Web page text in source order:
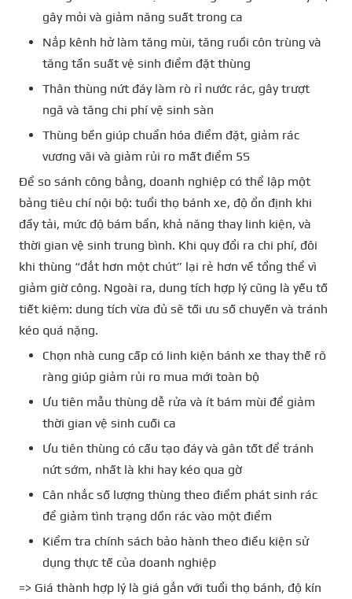
gây mỏi và giảm năng suất trong ca
Nắp kênh hở làm tăng mùi, tăng ruồi côn trùng và
tăng tần suất vệ sinh điểm đặt thùng
Thân thùng nứt đáy làm rò rỉ nước rác, gây trượt
ngã và tăng chi phí vệ sinh sàn
Thùng bền giúp chuẩn hóa điểm đặt, giảm rác
vương vãi và giảm rủi ro mất điểm 5S
Để so sánh công bằng, doanh nghiệp có thể lập một
bảng tiêu chí nội bộ: tuổi thọ bánh xe, độ ổn định khi
đầy tải, mức độ bám bẩn, khả năng thay linh kiện, và
thời gian vệ sinh trung bình. Khi quy đổi ra chi phí, đôi
khi thùng “đắt hơn một chút” lại rẻ hơn về tổng thể vì
giảm giờ công. Ngoài ra, dung tích hợp lý cũng là yếu tố
tiết kiệm: dung tích vừa đủ sẽ tối ưu số chuyến và tránh
kéo quá nặng.
Chọn nhà cung cấp có linh kiện bánh xe thay thế rõ
ràng giúp giảm rủi ro mua mới toàn bộ
Ưu tiên mẫu thùng dễ rửa và ít bám mùi để giảm
thời gian vệ sinh cuối ca
Ưu tiên thùng có cấu tạo đáy và gân tốt để tránh
nứt sớm, nhất là khi hay kéo qua gờ
Cân nhắc số lượng thùng theo điểm phát sinh rác
để giảm tình trạng dồn rác vào một điểm
Kiểm tra chính sách bảo hành theo điều kiện sử
dụng thực tế của doanh nghiệp
=> Giá thành hợp lý là giá gắn với tuổi thọ bánh, độ kín